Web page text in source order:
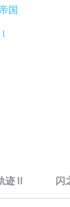
国
迹Ⅱ 闪